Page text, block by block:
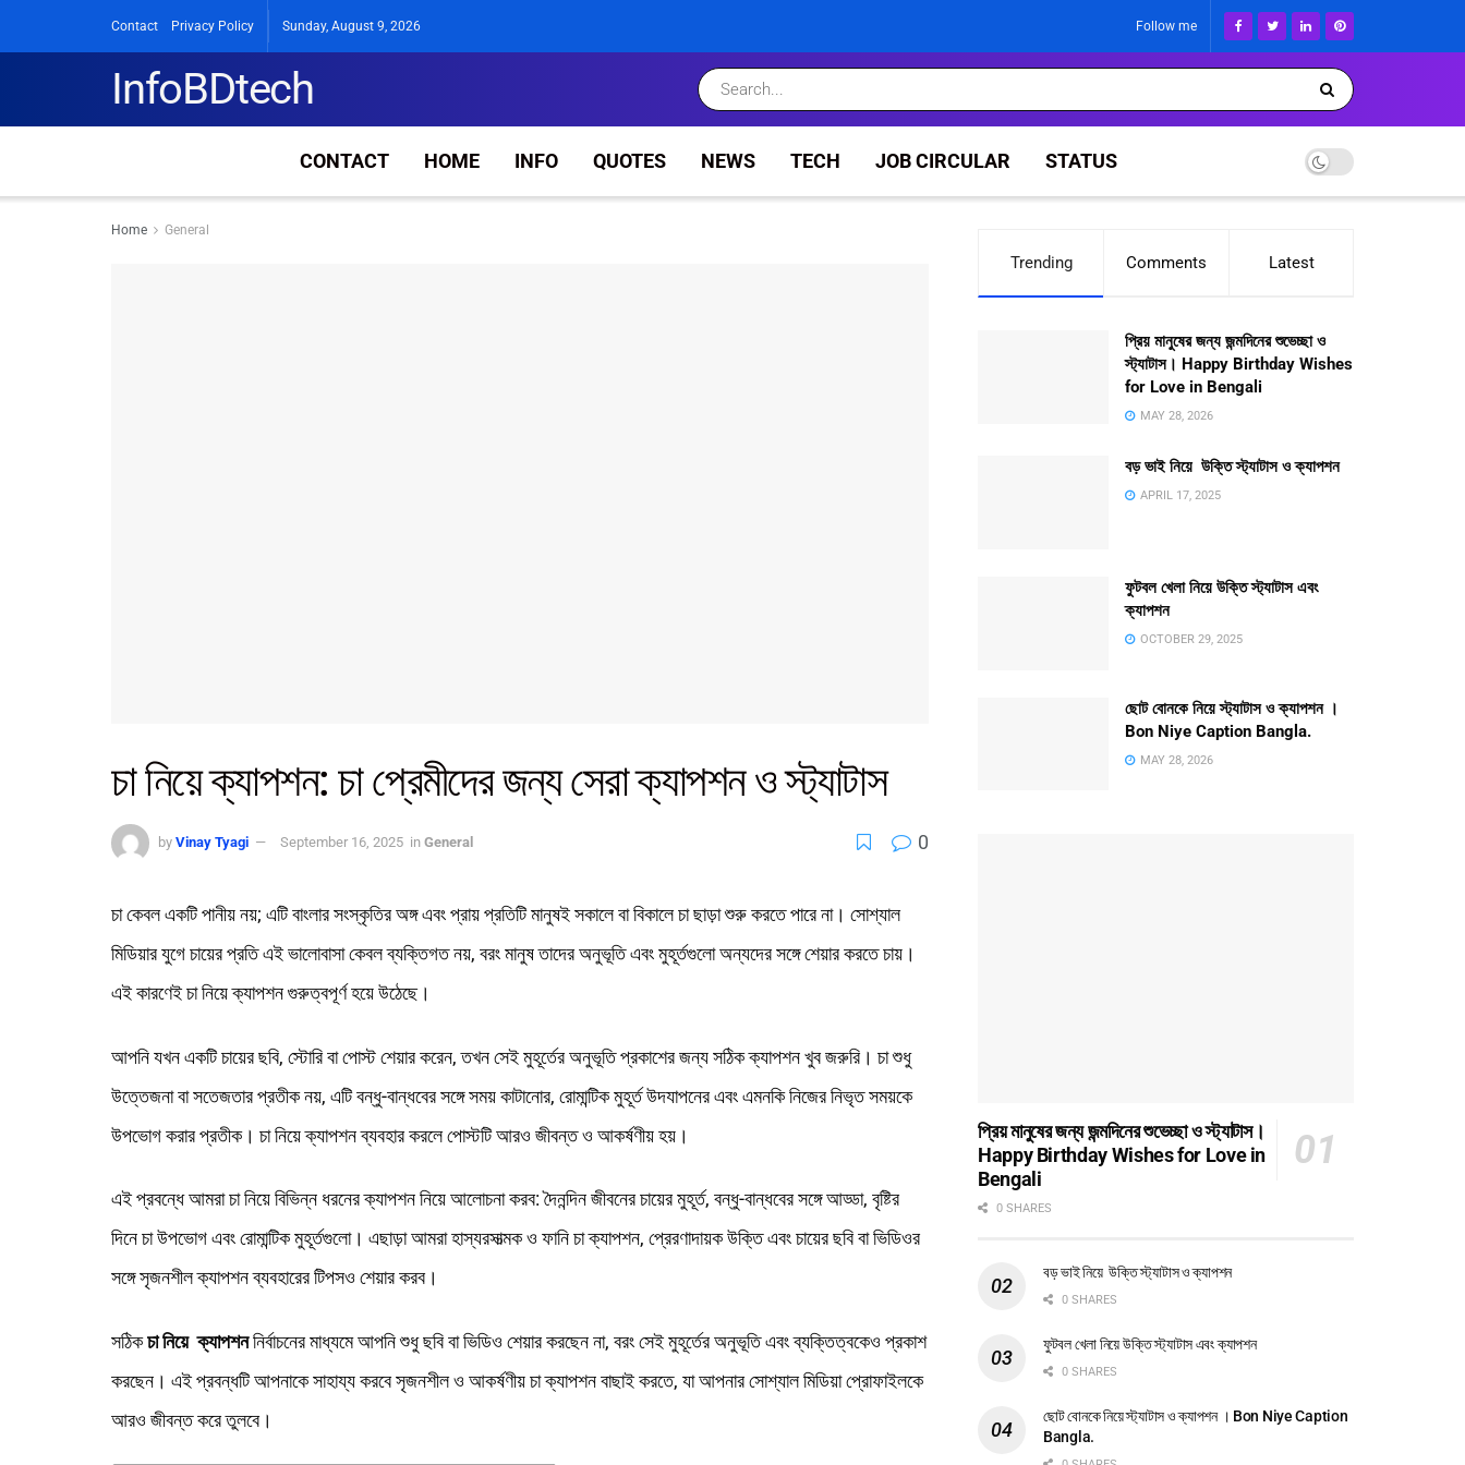
Contact Privacy Policy Sunday, August 9, 2026 Follow me
InfoBDtech
CONTACT HOME INFO QUOTES NEWS TECH JOB CIRCULAR STATUS
Home General
চা নিয়ে ক্যাপশন: চা প্রেমীদের জন্য সেরা ক্যাপশন ও স্ট্যাটাস
by Vinay Tyagi September 16, 2025 in General 0
চা কেবল একটি পানীয় নয়; এটি বাংলার সংস্কৃতির অঙ্গ এবং প্রায় প্রতিটি মানুষই সকালে বা বিকালে চা ছাড়া শুরু করতে পারে না। সোশ্যাল
মিডিয়ার যুগে চায়ের প্রতি এই ভালোবাসা কেবল ব্যক্তিগত নয়, বরং মানুষ তাদের অনুভূতি এবং মুহূর্তগুলো অন্যদের সঙ্গে শেয়ার করতে চায়।
এই কারণেই চা নিয়ে ক্যাপশন গুরুত্বপূর্ণ হয়ে উঠেছে।
আপনি যখন একটি চায়ের ছবি, স্টোরি বা পোস্ট শেয়ার করেন, তখন সেই মুহূর্তের অনুভূতি প্রকাশের জন্য সঠিক ক্যাপশন খুব জরুরি। চা শুধু
উত্তেজনা বা সতেজতার প্রতীক নয়, এটি বন্ধু-বান্ধবের সঙ্গে সময় কাটানোর, রোমান্টিক মুহূর্ত উদযাপনের এবং এমনকি নিজের নিভৃত সময়কে
উপভোগ করার প্রতীক। চা নিয়ে ক্যাপশন ব্যবহার করলে পোস্টটি আরও জীবন্ত ও আকর্ষণীয় হয়।
এই প্রবন্ধে আমরা চা নিয়ে বিভিন্ন ধরনের ক্যাপশন নিয়ে আলোচনা করব: দৈনন্দিন জীবনের চায়ের মুহূর্ত, বন্ধু-বান্ধবের সঙ্গে আড্ডা, বৃষ্টির
দিনে চা উপভোগ এবং রোমান্টিক মুহূর্তগুলো। এছাড়া আমরা হাস্যরসাত্মক ও ফানি চা ক্যাপশন, প্রেরণাদায়ক উক্তি এবং চায়ের ছবি বা ভিডিওর
সঙ্গে সৃজনশীল ক্যাপশন ব্যবহারের টিপসও শেয়ার করব।
সঠিকচা নিয়ে ক্যাপশননির্বাচনের মাধ্যমে আপনি শুধু ছবি বা ভিডিও শেয়ার করছেন না, বরং সেই মুহূর্তের অনুভূতি এবং ব্যক্তিত্বকেও প্রকাশ
করছেন। এই প্রবন্ধটি আপনাকে সাহায্য করবে সৃজনশীল ও আকর্ষণীয় চা ক্যাপশন বাছাই করতে, যা আপনার সোশ্যাল মিডিয়া প্রোফাইলকে
আরও জীবন্ত করে তুলবে।
Trending Comments Latest
প্রিয় মানুষের জন্য জন্মদিনের শুভেচ্ছা ও
স্ট্যাটাস। Happy Birthday Wishes
for Love in Bengali
MAY 28, 2026
বড় ভাই নিয়ে উক্তি স্ট্যাটাস ও ক্যাপশন
APRIL 17, 2025
ফুটবল খেলা নিয়ে উক্তি স্ট্যাটাস এবং
ক্যাপশন
OCTOBER 29, 2025
ছোট বোনকে নিয়ে স্ট্যাটাস ও ক্যাপশন ।
Bon Niye Caption Bangla.
MAY 28, 2026
প্রিয় মানুষের জন্য জন্মদিনের শুভেচ্ছা ও স্ট্যাটাস।
Happy Birthday Wishes for Love in
Bengali
0 SHARES
বড় ভাই নিয়ে উক্তি স্ট্যাটাস ও ক্যাপশন
0 SHARES
ফুটবল খেলা নিয়ে উক্তি স্ট্যাটাস এবং ক্যাপশন
0 SHARES
ছোট বোনকে নিয়ে স্ট্যাটাস ও ক্যাপশন । Bon Niye Caption
Bangla.